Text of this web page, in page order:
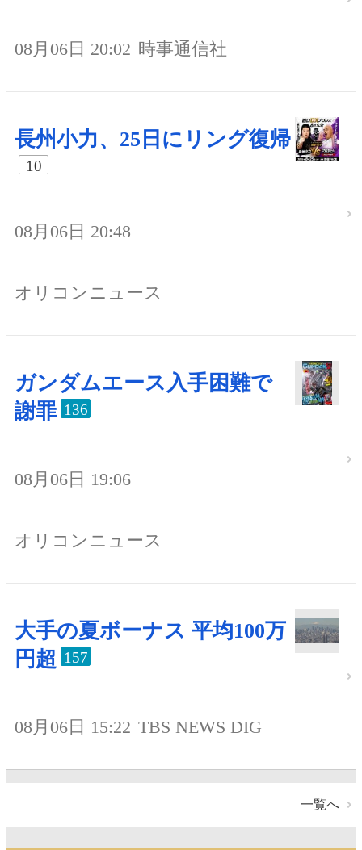
08月06日 20:02 時事通信社
長州小力、25日にリング復帰
10
08月06日 20:48
オリコンニュース
ガンダムエース入手困難で
謝罪 136
08月06日 19:06
オリコンニュース
大手の夏ボーナス 平均100万
円超 157
08月06日 15:22 TBS NEWS DIG
一覧へ